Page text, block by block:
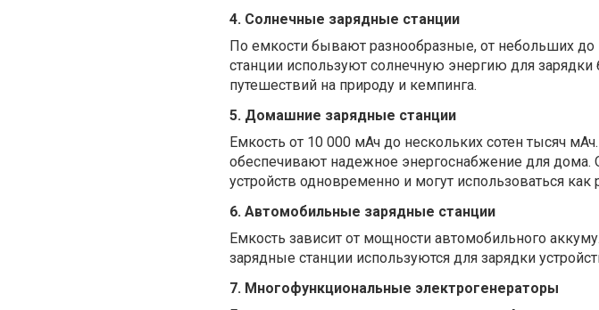
4. Солнечные зарядные станции
По емкости бывают разнообразные, от небольших
станции используют солнечную энергию для зарядки
путешествий на природу и кемпинга.
5. Домашние зарядные станции
Емкость от 10 000 мАч до нескольких сотен тысяч
обеспечивают надежное энергоснабжение для дома.
устройств одновременно и могут использоваться как
6. Автомобильные зарядные станции
Емкость зависит от мощности автомобильного
зарядные станции используются для зарядки
7. Многофункциональные электрогенераторы